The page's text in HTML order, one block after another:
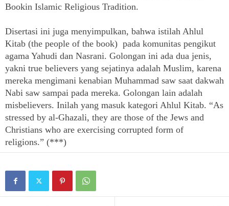
Bookin Islamic Religious Tradition.
Disertasi ini juga menyimpulkan, bahwa istilah Ahlul
Kitab (the people of the book) pada komunitas pengikut
agama Yahudi dan Nasrani. Golongan ini ada dua jenis,
yakni true believers yang sejatinya adalah Muslim, karena
mereka mengimani kenabian Muhammad saw saat dakwah
Nabi saw sampai pada mereka. Golongan lain adalah
misbelievers. Inilah yang masuk kategori Ahlul Kitab. “As
stressed by al-Ghazali, they are those of the Jews and
Christians who are exercising corrupted form of
religions.” (***)